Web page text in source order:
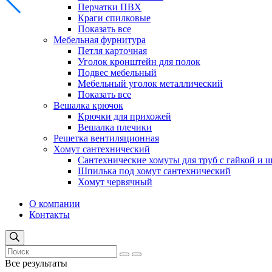
Перчатки ПВХ
Краги спилковые
Показать все
Мебельная фурнитура
Петля карточная
Уголок кронштейн для полок
Подвес мебельный
Мебельный уголок металлический
Показать все
Вешалка крючок
Крючки для прихожей
Вешалка плечики
Решетка вентиляционная
Хомут сантехнический
Сантехнические хомуты для труб с гайкой и
Шпилька под хомут сантехнический
Хомут червячный
О компании
Контакты
Все результаты